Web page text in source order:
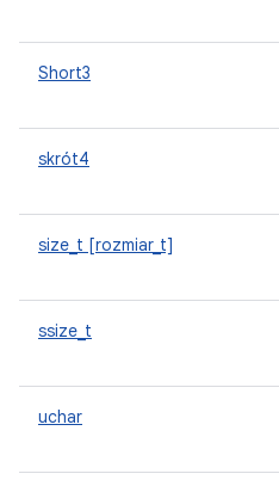
Short3
skrót4
size_t [rozmiar_t]
ssize_t
uchar